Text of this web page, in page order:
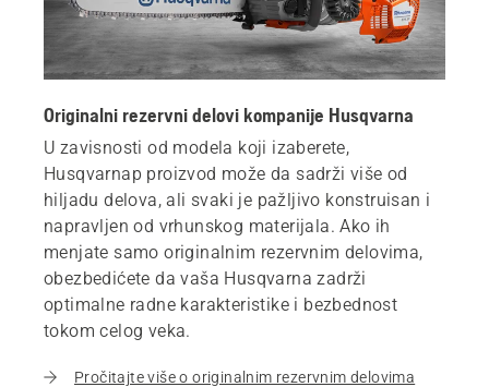
Originalni rezervni delovi kompanije Husqvarna
U zavisnosti od modela koji izaberete,
Husqvarnap proizvod može da sadrži više od
hiljadu delova, ali svaki je pažljivo konstruisan i
napravljen od vrhunskog materijala. Ako ih
menjate samo originalnim rezervnim delovima,
obezbedićete da vaša Husqvarna zadrži
optimalne radne karakteristike i bezbednost
tokom celog veka.
Pročitajte više o originalnim rezervnim delovima